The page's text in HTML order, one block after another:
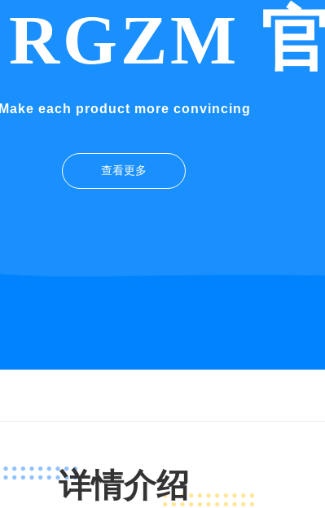
RGZM
Make each product more convincing
查看更多
详情介绍